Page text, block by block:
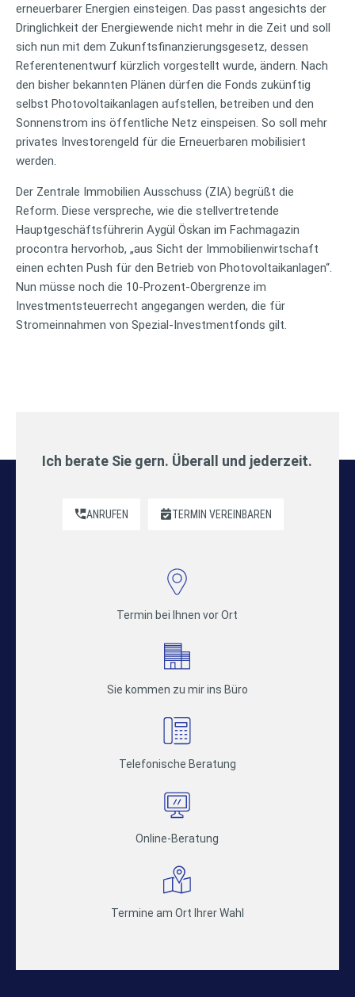
erneuerbarer Energien einsteigen. Das passt angesichts der
Dringlichkeit der Energiewende nicht mehr in die Zeit und soll
sich nun mit dem Zukunftsfinanzierungsgesetz, dessen
Referentenentwurf kürzlich vorgestellt wurde, ändern. Nach
den bisher bekannten Plänen dürfen die Fonds zukünftig
selbst Photovoltaikanlagen aufstellen, betreiben und den
Sonnenstrom ins öffentliche Netz einspeisen. So soll mehr
privates Investorengeld für die Erneuerbaren mobilisiert
werden.
Der Zentrale Immobilien Ausschuss (ZIA) begrüßt die
Reform. Diese verspreche, wie die stellvertretende
Hauptgeschäftsführerin Aygül Öskan im Fachmagazin
procontra hervorhob, „aus Sicht der Immobilienwirtschaft
einen echten Push für den Betrieb von Photovoltaikanlagen“.
Nun müsse noch die 10-Prozent-Obergrenze im
Investmentsteuerrecht angegangen werden, die für
Stromeinnahmen von Spezial-Investmentfonds gilt.
Ich berate Sie gern. Überall und jederzeit.
ANRUFEN TERMIN VEREINBAREN
Termin bei Ihnen vor Ort
Sie kommen zu mir ins Büro
Telefonische Beratung
Online-Beratung
Termine am Ort Ihrer Wahl